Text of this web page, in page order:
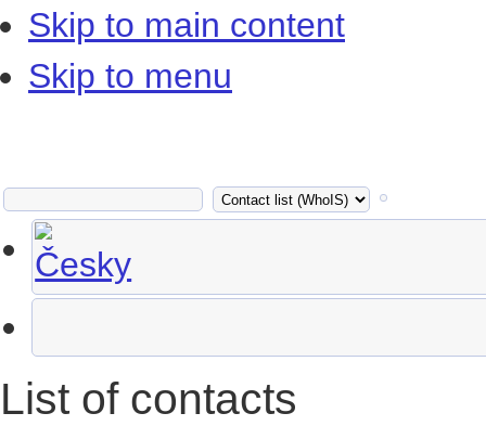
Skip to main content
Skip to menu
List of contacts